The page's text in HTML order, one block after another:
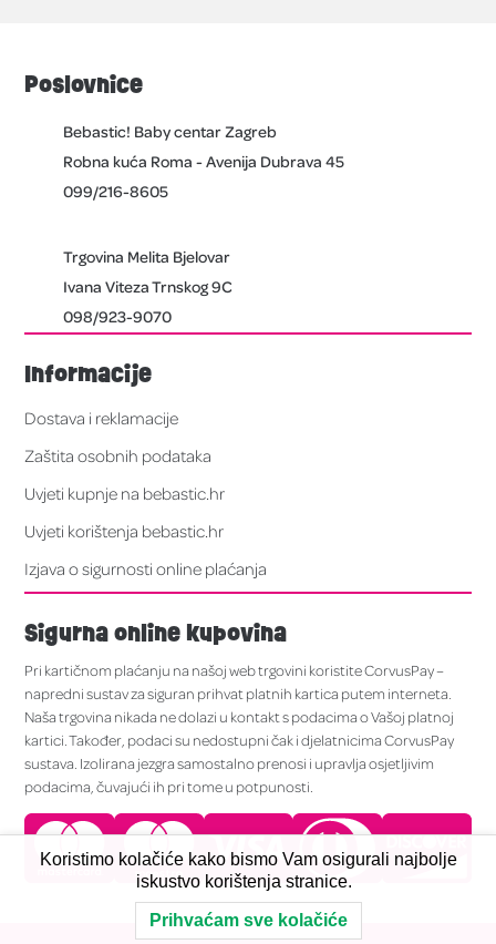
Poslovnice
Bebastic! Baby centar Zagreb
Robna kuća Roma - Avenija Dubrava 45
099/216-8605
Trgovina Melita Bjelovar
Ivana Viteza Trnskog 9C
098/923-9070
Informacije
Dostava i reklamacije
Zaštita osobnih podataka
Uvjeti kupnje na bebastic.hr
Uvjeti korištenja bebastic.hr
Izjava o sigurnosti online plaćanja
Sigurna online kupovina
Pri kartičnom plaćanju na našoj web trgovini koristite CorvusPay –
napredni sustav za siguran prihvat platnih kartica putem interneta.
Naša trgovina nikada ne dolazi u kontakt s podacima o Vašoj platnoj
kartici. Također, podaci su nedostupni čak i djelatnicima CorvusPay
sustava. Izolirana jezgra samostalno prenosi i upravlja osjetljivim
podacima, čuvajući ih pri tome u potpunosti.
Koristimo kolačiće kako bismo Vam osigurali najbolje
iskustvo korištenja stranice.
Prihvaćam sve kolačiće